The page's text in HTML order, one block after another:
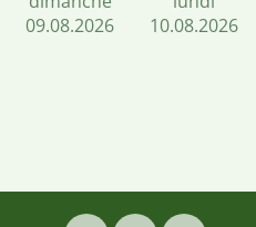
09.08.2026
10.08.2026